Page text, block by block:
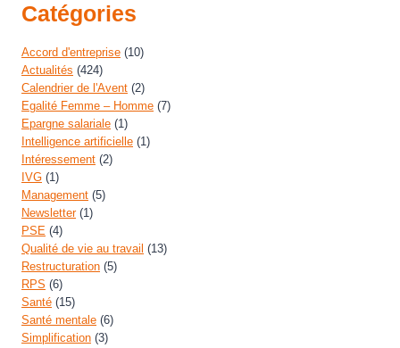
Catégories
Accord d'entreprise (10)
Actualités (424)
Calendrier de l'Avent (2)
Egalité Femme – Homme (7)
Epargne salariale (1)
Intelligence artificielle (1)
Intéressement (2)
IVG (1)
Management (5)
Newsletter(1)
PSE (4)
Qualité de vie au travail (13)
Restructuration (5)
RPS (6)
Santé (15)
Santé mentale (6)
Simplification (3)